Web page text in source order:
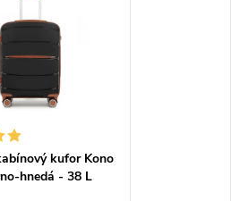
kufor Kono
hnedá - 38 L